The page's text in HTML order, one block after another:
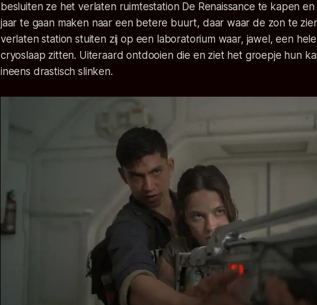
besluiten ze het verlaten ruimtestation De Renaissance te kapen
jaar te gaan maken naar een betere buurt, daar waar de zon te
verlaten station stuiten zij op een laboratorium waar, jawel, een
cryoslaap zitten. Uiteraard ontdooien die en ziet het groepje hun
ineens drastisch slinken.